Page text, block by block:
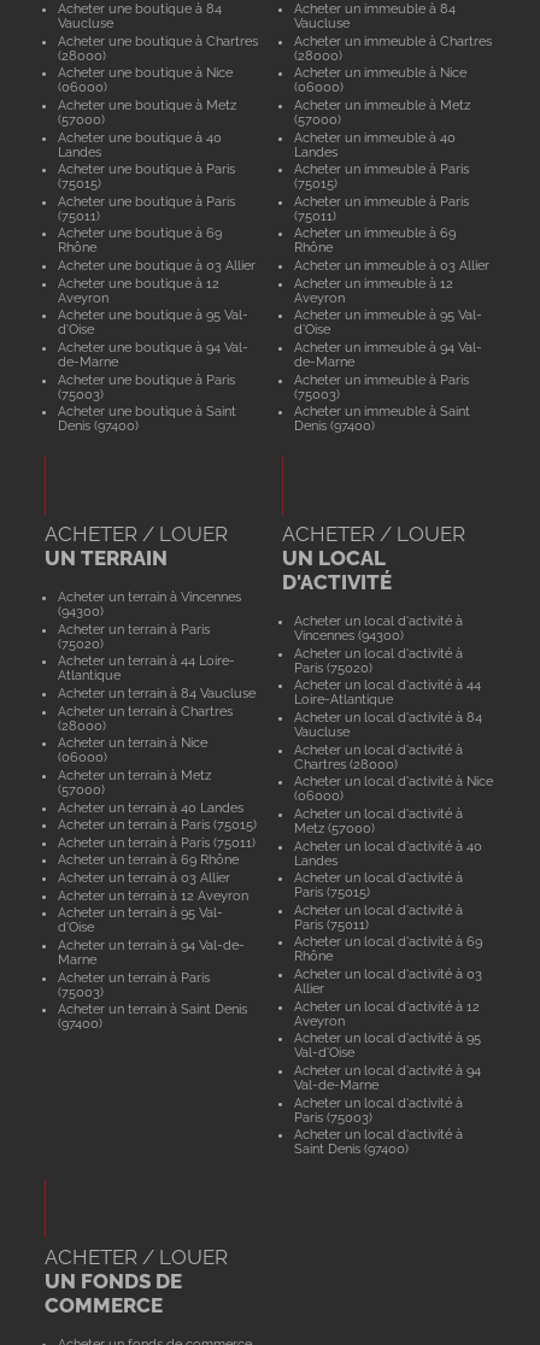
Acheter une boutique à 84
Vaucluse
Acheter une boutique à Chartres
(28000)
Acheter une boutique à Nice
(06000)
Acheter une boutique à Metz
(57000)
Acheter une boutique à 40
Landes
Acheter une boutique à Paris
(75015)
Acheter une boutique à Paris
(75011)
Acheter une boutique à 69
Rhône
Acheter une boutique à 03 Allier
Acheter une boutique à 12
Aveyron
Acheter une boutique à 95 Val-
d'Oise
Acheter une boutique à 94 Val-
de-Marne
Acheter une boutique à Paris
(75003)
Acheter une boutique à Saint
Denis (97400)
Acheter un immeuble à 84
Vaucluse
Acheter un immeuble à Chartres
(28000)
Acheter un immeuble à Nice
(06000)
Acheter un immeuble à Metz
(57000)
Acheter un immeuble à 40
Landes
Acheter un immeuble à Paris
(75015)
Acheter un immeuble à Paris
(75011)
Acheter un immeuble à 69
Rhône
Acheter un immeuble à 03 Allier
Acheter un immeuble à 12
Aveyron
Acheter un immeuble à 95 Val-
d'Oise
Acheter un immeuble à 94 Val-
de-Marne
Acheter un immeuble à Paris
(75003)
Acheter un immeuble à Saint
Denis (97400)
ACHETER / LOUER
UN TERRAIN
Acheter un terrain à Vincennes
(94300)
Acheter un terrain à Paris
(75020)
Acheter un terrain à 44 Loire-
Atlantique
Acheter un terrain à 84 Vaucluse
Acheter un terrain à Chartres
(28000)
Acheter un terrain à Nice
(06000)
Acheter un terrain à Metz
(57000)
Acheter un terrain à 40 Landes
Acheter un terrain à Paris (75015)
Acheter un terrain à Paris (75011)
Acheter un terrain à 69 Rhône
Acheter un terrain à 03 Allier
Acheter un terrain à 12 Aveyron
Acheter un terrain à 95 Val-
d'Oise
Acheter un terrain à 94 Val-de-
Marne
Acheter un terrain à Paris
(75003)
Acheter un terrain à Saint Denis
(97400)
ACHETER / LOUER
UN LOCAL
D'ACTIVITÉ
Acheter un local d'activité à
Vincennes (94300)
Acheter un local d'activité à
Paris (75020)
Acheter un local d'activité à 44
Loire-Atlantique
Acheter un local d'activité à 84
Vaucluse
Acheter un local d'activité à
Chartres (28000)
Acheter un local d'activité à Nice
(06000)
Acheter un local d'activité à
Metz (57000)
Acheter un local d'activité à 40
Landes
Acheter un local d'activité à
Paris (75015)
Acheter un local d'activité à
Paris (75011)
Acheter un local d'activité à 69
Rhône
Acheter un local d'activité à 03
Allier
Acheter un local d'activité à 12
Aveyron
Acheter un local d'activité à 95
Val-d'Oise
Acheter un local d'activité à 94
Val-de-Marne
Acheter un local d'activité à
Paris (75003)
Acheter un local d'activité à
Saint Denis (97400)
ACHETER / LOUER
UN FONDS DE
COMMERCE